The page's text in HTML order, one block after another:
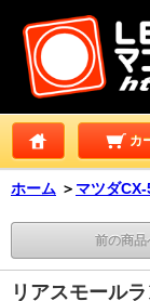
カ
ホーム ＞ マツダ
前の商品
リアスモール